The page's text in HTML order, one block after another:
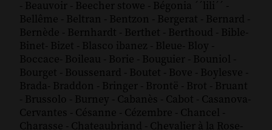
- Beauvoir - Beecher stowe - Bégonia ´´lili´´ -
Bellême - Beltran - Bentzon - Bergerat - Bernard -
Bernède - Bernhardt - Berthet - Berthoud - Bible-
Binet- Bizet - Blasco ibanez - Bleue- Bloy -
Boccace- Boileau - Borie - Bouguier - Bouniol -
Bourget - Boussenard - Boutet - Bove - Boylesve -
Brada- Braddon - Bringer - Brontë - Brot - Bruant
- Brussolo - Burney - Cabanès - Cabot - Casanova-
Cervantes - Césanne - Cézembre - Chancel -
Charasse - Chateaubriand - Chevalier à la Rose-